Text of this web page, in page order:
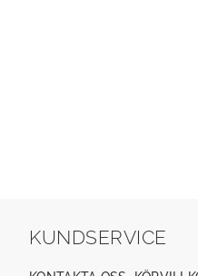
KUNDSERVICE